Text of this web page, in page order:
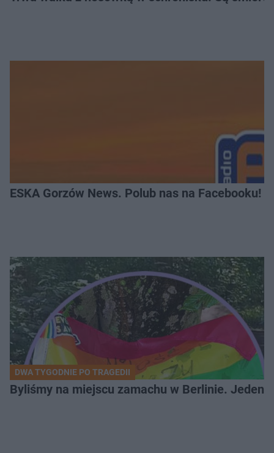
ESKA Gorzów News. Polub nas na Facebooku!
DWA TYGODNIE PO TRAGEDII
Byliśmy na miejscu zamachu w Berlinie. Jeden